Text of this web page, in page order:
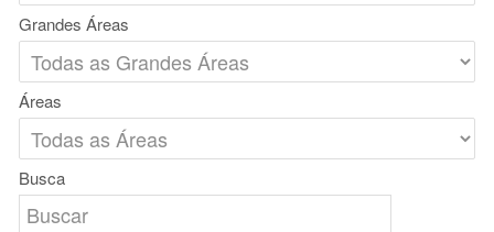
Grandes Áreas
Áreas
Busca